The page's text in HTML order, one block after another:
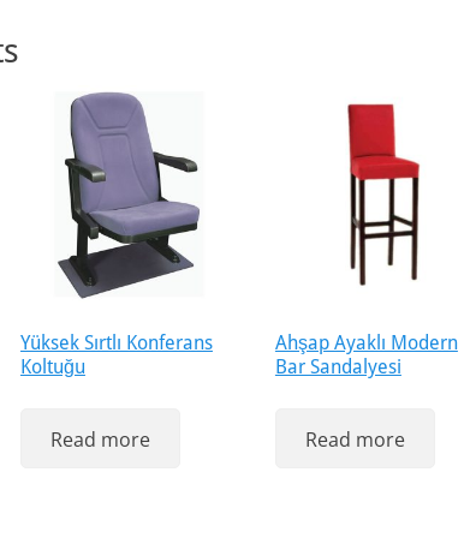
Yüksek Sırtlı Konferans
Koltuğu
Read more
Ahşap Ayaklı Modern
Bar Sandalyesi
Read more